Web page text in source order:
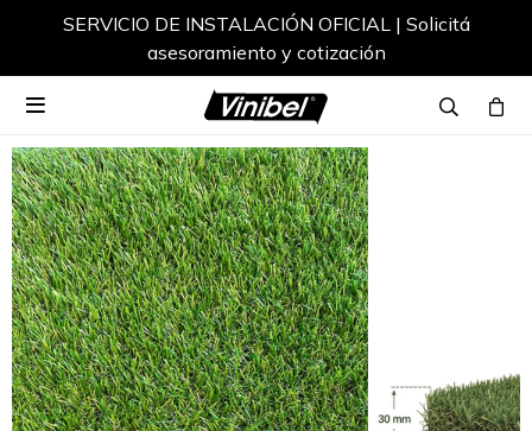
SERVICIO DE INSTALACIÓN OFICIAL | Solicitá
asesoramiento y cotización
